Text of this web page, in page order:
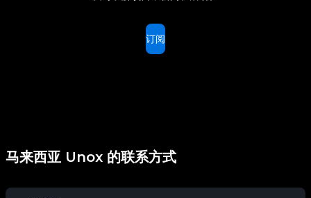
订阅
马来西亚 Unox 的联系方式